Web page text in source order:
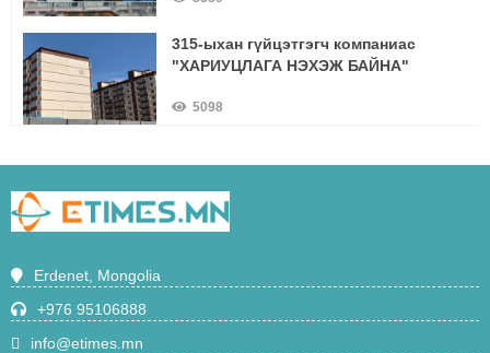
315-ыхан гүйцэтгэгч компаниас
"ХАРИУЦЛАГА НЭХЭЖ БАЙНА"
5098
сургалтын арга хэлбэрээр нөхөх
боломжгүй нь батлагдлаа"
5034
чиглэлийн суудлын галт тэрэг 21 цаг
4715
Erdenet, Mongolia
+976 95106888
info@etimes.mn